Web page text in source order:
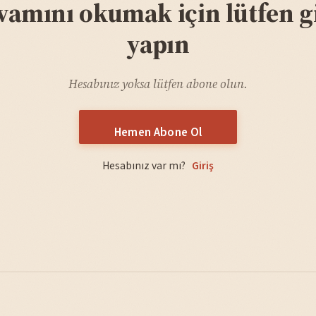
okumak için lütfen
yapın
Hesabınız yoksa lütfen abone olun.
Hemen Abone Ol
Hesabınız var mı? Giriş